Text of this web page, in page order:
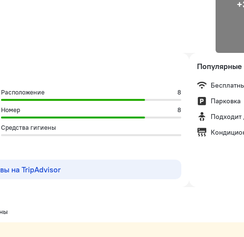
Расположение 8
Номер 8
Средства гигиены
на TripAdvisor
Популярные
Парковка
Подходит